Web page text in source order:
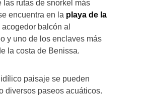
las rutas de snorkel más
encuentra en la playa de la
acogedor balcón al
y uno de los enclaves más
la costa de Benissa.
paisaje se pueden
diversos paseos acuáticos.